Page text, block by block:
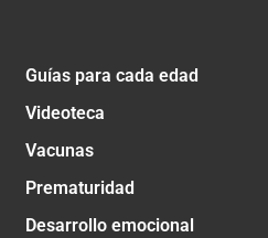
Guías para cada edad
Videoteca
Vacunas
Prematuridad
Desarrollo emocional